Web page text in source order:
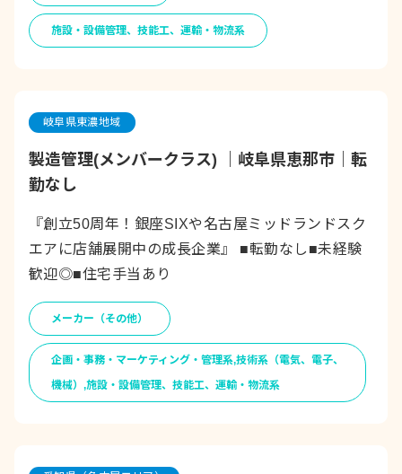
施設・設備管理、技能工、運輸・物流系
岐阜県東濃地域
製造管理(メンバークラス) ｜岐阜県恵那市｜転
勤なし
『創立50周年！銀座SIXや名古屋ミッドランドスク
エアに店舗展開中の成長企業』 ■転勤なし■未経験
歓迎◎■住宅手当あり
メーカー（その他）
企画・事務・マーケティング・管理系,技術系（電気、電子、
機械）,施設・設備管理、技能工、運輸・物流系